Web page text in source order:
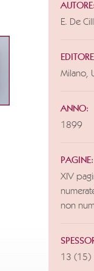
AUTORE:
E. De
Milano,
ANNO:
1899
PAGINE:
XIV
non
13 (15)